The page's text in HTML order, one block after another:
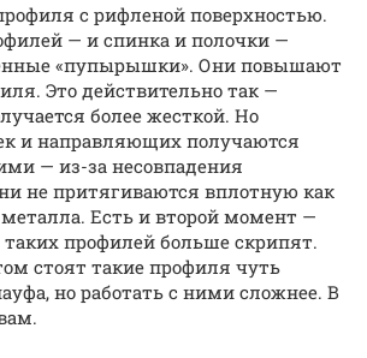
с рифленой поверхностью.
— и спинка и полочки —
«пупырышки». Они повышают
Это действительно так —
более жесткой. Но
и направляющих получаются
— из-за несовпадения
не притягиваются вплотную как
Есть и второй момент —
профилей больше скрипят.
стоят такие профиля чуть
но работать с ними сложнее. В